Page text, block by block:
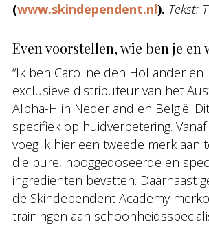
(www.skindependent.nl). Tekst:
Even voorstellen, wie ben je en
“Ik ben Caroline den Hollander en
exclusieve distributeur van het
Alpha-H in Nederland en België.
specifiek op huidverbetering.
voeg ik hier een tweede merk aan
die pure, hooggedoseerde en
ingrediënten bevatten. Daarnaast
de Skindependent Academy
trainingen aan